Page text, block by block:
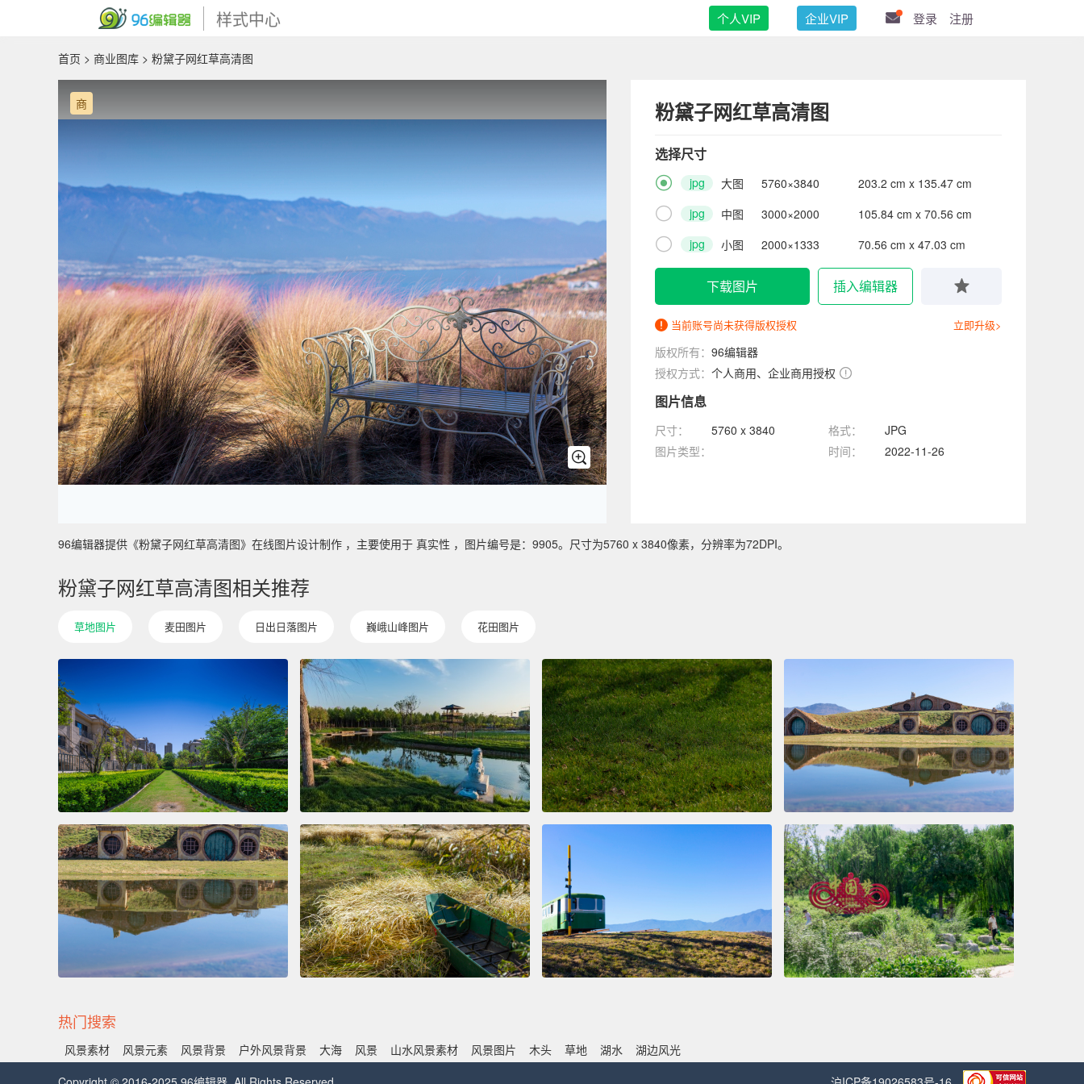
样式中心 个人VIP 企业VIP 登录 注册
首页 > 商业图库 > 粉黛子网红草高清图
商 粉黛子网红草高清图
选择尺寸
 jpg 大图 5760×3840 203.2 cm x 135.47 cm
 jpg 中图 3000×2000 105.84 cm x 70.56 cm
 jpg 小图 2000×1333 70.56 cm x 47.03 cm
下载图片 插入编辑器
当前账号尚未获得版权授权 立即升级>
版权所有： 96编辑器
授权方式： 个人商用、企业商用授权
图片信息
尺寸： 5760 x 3840 格式：
JPG
图片类型：
时间： 2022-11-26
96编辑器提供《粉黛子网红草高清图》在线图片设计制作 ，主要使用于 真实性 ，图片编号是：9905。尺寸为5760 x 3840像素，分辨率为72DPI。
粉黛子网红草高清图相关推荐
草地图片 麦田图片 日出日落图片 巍峨山峰图片 花田图片
热门搜索
风景素材 风景元素 风景背景 户外风景背景 大海 风景 山水风景素材 风景图片 木头 草地 湖水
湖边风光